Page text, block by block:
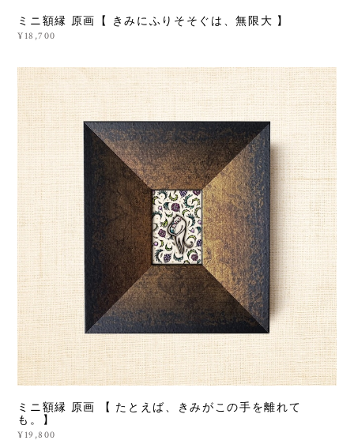
ミニ額縁 原画【 きみにふりそそぐは、無限大 】
¥18,700
ミニ額縁 原画 【 たとえば、きみがこの手を離れて
も。】
¥19,800